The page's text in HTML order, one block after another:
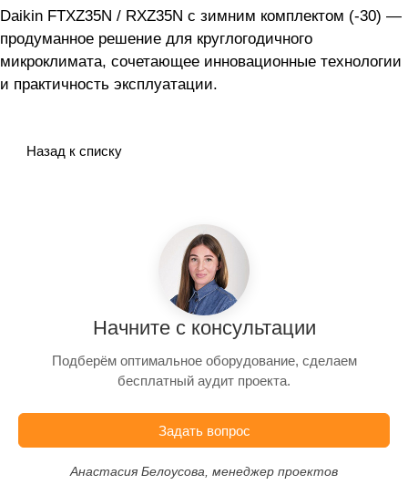
Daikin FTXZ35N / RXZ35N с зимним комплектом (-30) —
продуманное решение для круглогодичного
микроклимата, сочетающее инновационные технологии
и практичность эксплуатации.
Назад к списку
Начните с консультации
Подберём оптимальное оборудование, сделаем
бесплатный аудит проекта.
Задать вопрос
Анастасия Белоусова, менеджер проектов